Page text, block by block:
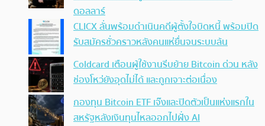
ดอลลาร์
CLICX ลั่นพร้อมดำเนินคดีผู้ตั้งใจบิดหนี้ พร้อมปิด
รับสมัครชั่วคราวหลังคนแห่ยื่นจนระบบล้น
Coldcard เตือนผู้ใช้งานรีบย้าย Bitcoin ด่วน หลัง
ช่องโหว่ยังอุดไม่ได้ และถูกเจาะต่อเนื่อง
กองทุน Bitcoin ETF เจ๊งและปิดตัวเป็นแห่งแรกใน
สหรัฐหลังเงินทุนไหลออกไปฝั่ง AI